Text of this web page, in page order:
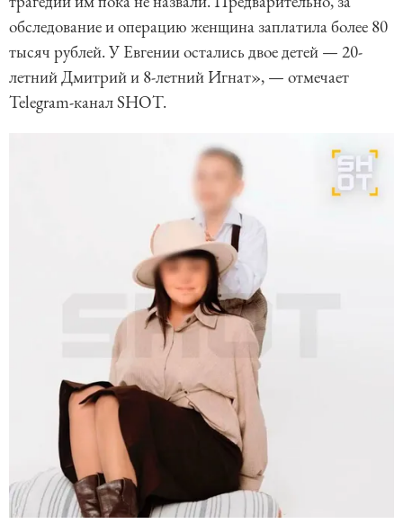
обследование и операцию женщина заплатила более 80
тысяч рублей. У Евгении остались двое детей — 20-
летний Дмитрий и 8-летний Игнат», — отмечает
Telegram-канал SHOT.